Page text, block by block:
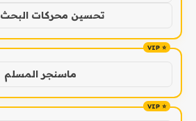
تحسين محركات البحث SEO
ماسنجر المسلم